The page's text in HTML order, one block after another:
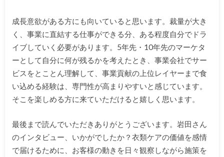
成長意欲がある方にも向いていると思います。裁量が大き
く、事業に直結する仕事ができる分、ある程度自分でドラ
イブしていく必要があります。5年先・10年先のマーケタ
ーとして自分に何が残るかを考えたとき、事業会社でサー
ビスをとことん理解して、事業貢献の上位レイヤーまで食
い込める経験は、専門性が高まりやすいと感じています。
そこを楽しめる方に来ていただけると嬉しく思います。
最後まで読んでいただきありがとうございます。岩田さん
のインタビュー、いかがでしたか？衣類ケアの価値を感情
で届けるために、お客様の動きを日々観察しながら施策を